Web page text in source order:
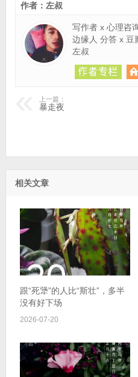
作者：左叔
写作者 x 心理咨
边缘人 分答 x 豆
左叔
上一篇：
暴走夜
相关文章
跟“死犟”的人比“斯壮”，多半
没有好下场
2026-07-20